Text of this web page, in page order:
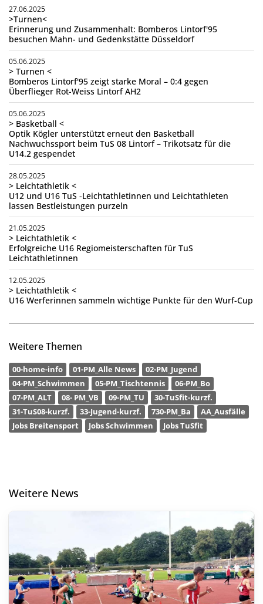
27.06.2025
>Turnen<
Erinnerung und Zusammenhalt: Bomberos Lintorf'95
besuchen Mahn- und Gedenkstätte Düsseldorf
05.06.2025
> Turnen <
Bomberos Lintorf'95 zeigt starke Moral – 0:4 gegen
Überflieger Rot-Weiss Lintorf AH2
05.06.2025
> Basketball <
Optik Kögler unterstützt erneut den Basketball
Nachwuchssport beim TuS 08 Lintorf – Trikotsatz für die
U14.2 gespendet
28.05.2025
> Leichtathletik <
U12 und U16 TuS -Leichtathletinnen und Leichtathleten
lassen Bestleistungen purzeln
21.05.2025
> Leichtathletik <
Erfolgreiche U16 Regiomeisterschaften für TuS
Leichtathletinnen
12.05.2025
> Leichtathletik <
U16 Werferinnen sammeln wichtige Punkte für den Wurf-Cup
Weitere Themen
00-home-info 01-PM_Alle News
02-PM_Jugend
04-PM_Schwimmen
05-PM_Tischtennis
06-PM_Bo
07-PM_ALT
08- PM_VB 09-PM_TU
30-TuSfit-kurzf.
31-TuS08-kurzf.
33-Jugend-kurzf. 730-PM_Ba
AA_Ausfälle
Jobs Breitensport
Jobs Schwimmen Jobs TuSfit
Weitere News